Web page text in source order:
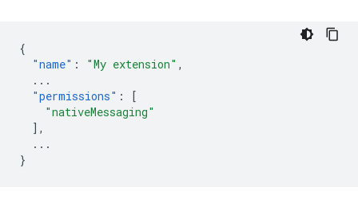
{
"name" : "My extension" ,
...
"permissions" :
[
"nativeMessaging"
],
...
}